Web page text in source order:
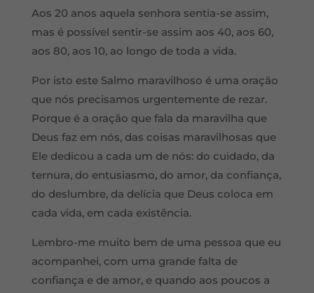
Aos 20 anos aquela senhora sentia-se assim,
mas é possível sentir-se assim aos 40, aos 60,
aos 80, aos 10, ao longo de toda a vida.
Por isto este Salmo maravilhoso é uma oração
que nós precisamos urgentemente de rezar.
Porque é a oração que fala da maravilha que
Deus faz em nós, das coisas maravilhosas que
Ele dedicou a cada um de nós: do cuidado, da
ternura, do entusiasmo, do amor, da confiança,
do deslumbre, da delícia que Deus coloca em
cada vida, em cada existência.
Lembro-me muito bem de uma pessoa que eu
acompanhei, com uma grande falta de
confiança e de amor, e quando aos poucos a